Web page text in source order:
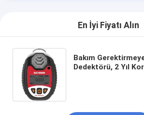
En İyi Fiyatı Alın
Bakım
Dedektörü, 2 Yıl